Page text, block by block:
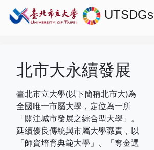
UTSDGs
北市大永續發展
臺北市立大學(以下簡稱北市大)為
全國唯一市屬大學，定位為一所
「關注城市發展之綜合型大學」。
延續優良傳統與市屬大學職責，以
「師資培育典範大學」、「奪金選